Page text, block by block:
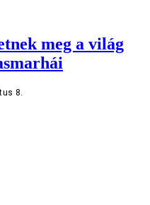
meg a világ
8.